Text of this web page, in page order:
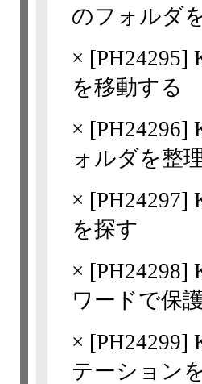
のフォルダ
× [PH24295]
を移動する
× [PH24296]
ォルダを整
× [PH24297]
を探す
× [PH24298]
ワードで保
× [PH24299]
テーション